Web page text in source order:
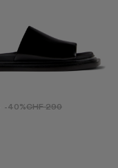
-40%CHF 290